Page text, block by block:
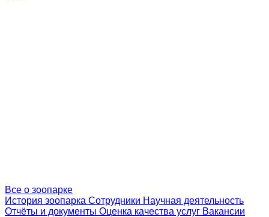
Все о зоопарке
История зоопарка Сотрудники Научная деятельность
Отчёты и документы Оценка качества услуг Вакансии